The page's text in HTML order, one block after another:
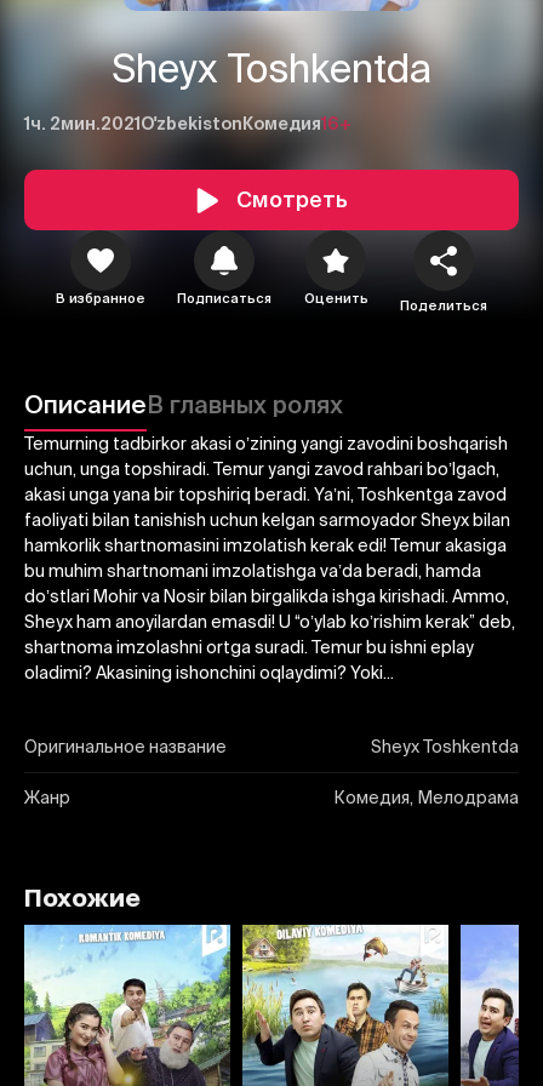
Sheyx Toshkentda
1ч. 2мин.2021O'zbekiston Комедия16+
Смотреть
В избранное Подписаться Оценить Поделиться
ОписаниеВ главных ролях
Temurning tadbirkor akasi oʼzining yangi zavodini boshqarish
uchun, unga topshiradi. Temur yangi zavod rahbari boʼlgach,
akasi unga yana bir topshiriq beradi. Yaʼni, Toshkentga zavod
faoliyati bilan tanishish uchun kelgan sarmoyador Sheyx bilan
hamkorlik shartnomasini imzolatish kerak edi! Temur akasiga
bu muhim shartnomani imzolatishga vaʼda beradi, hamda
doʼstlari Mohir va Nosir bilan birgalikda ishga kirishadi. Аmmo,
Sheyx ham anoyilardan emasdi! U “oʼylab koʼrishim kerak” deb,
shartnoma imzolashni ortga suradi. Temur bu ishni eplay
oladimi? Аkasining ishonchini oqlaydimi? Yoki...
Оригинальное название Sheyx Toshkentda
Жанр Комедия, Мелодрама
Отправить
Похожие